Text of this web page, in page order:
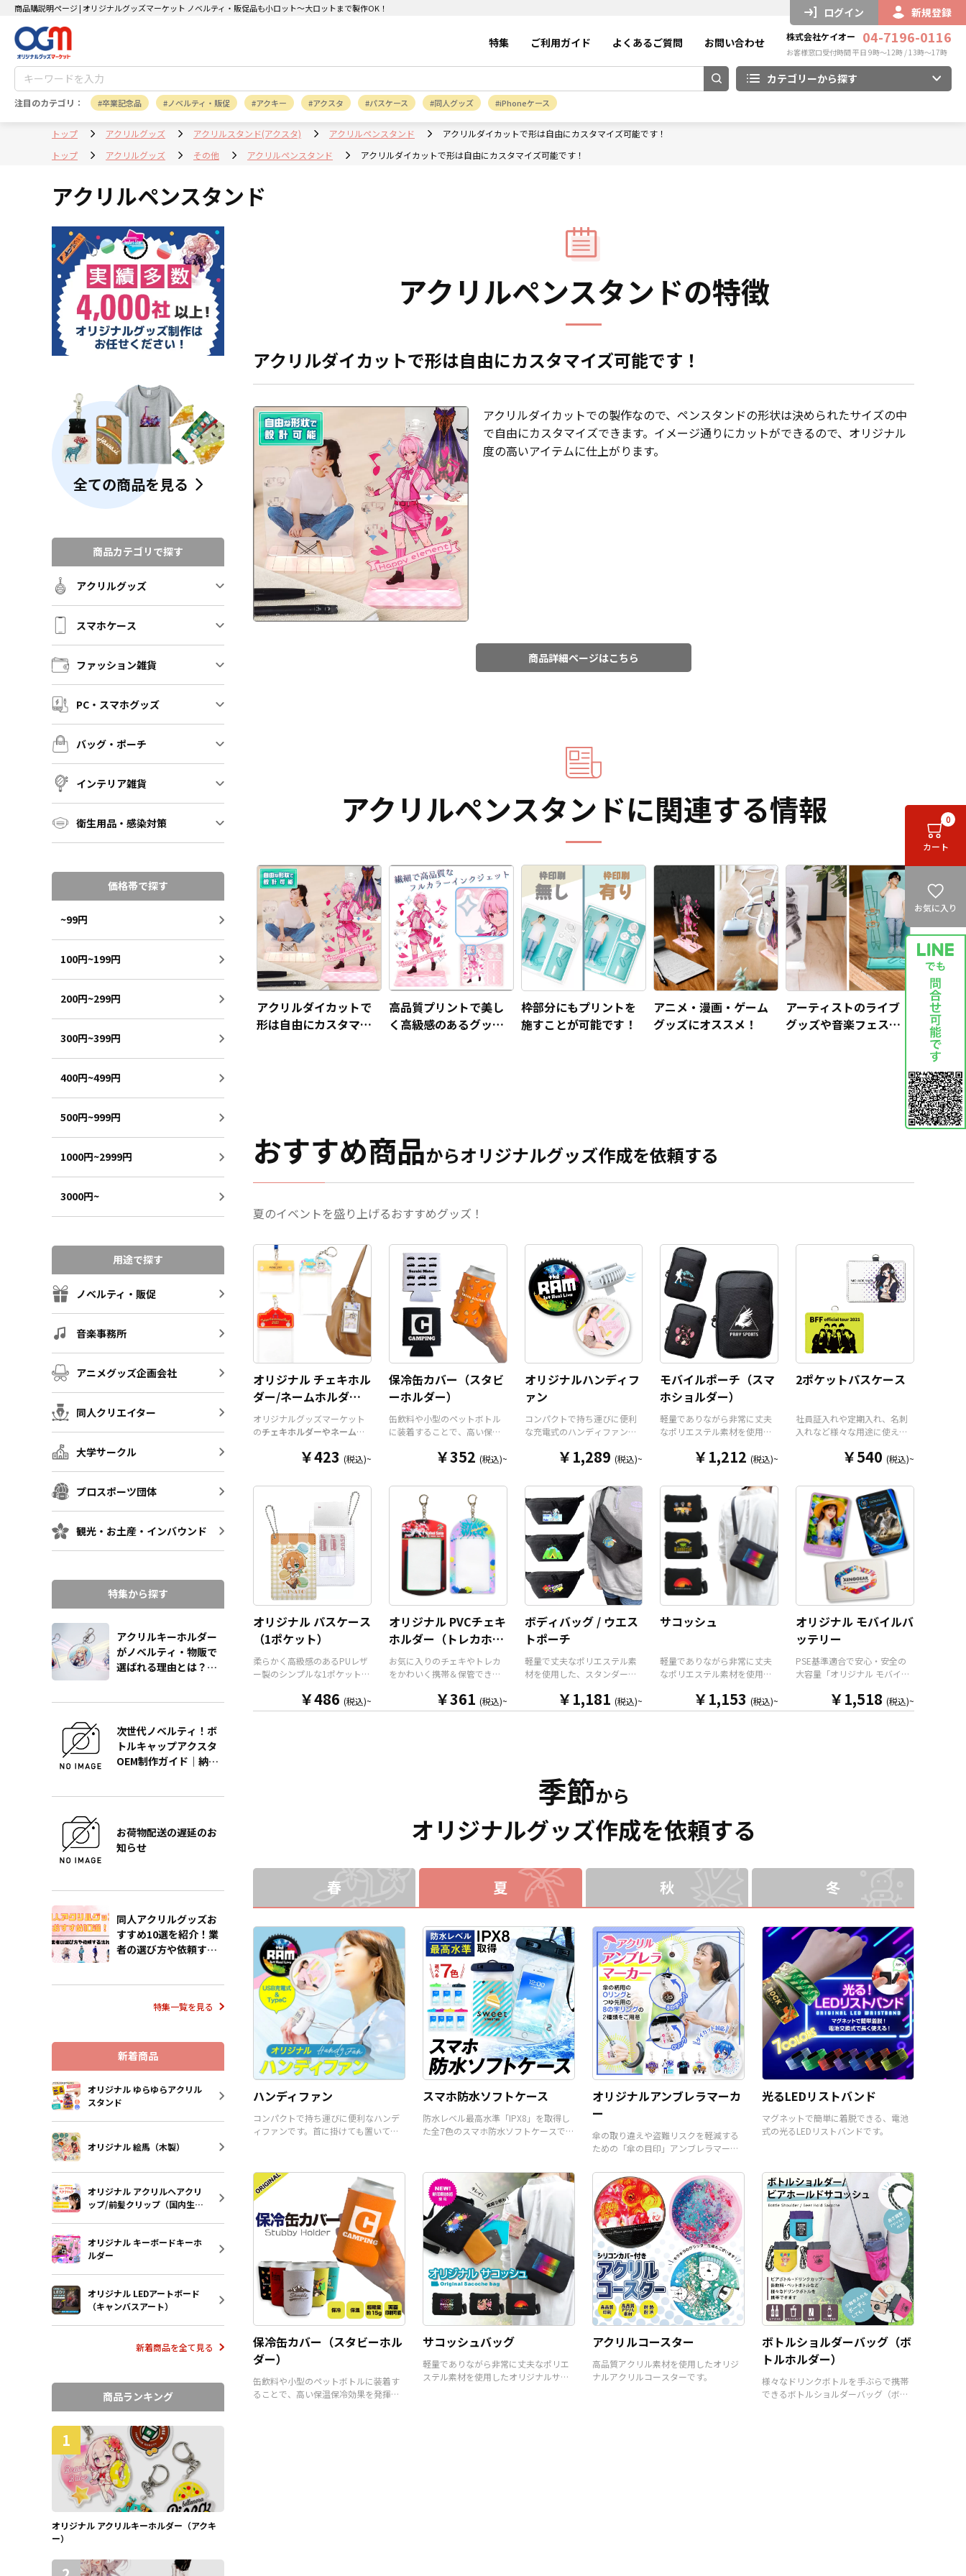
商品購説明ページ | オリジナルグッズマーケット ノベルティ・販促品も小ロット～大ロットまで製作OK！ ログイン 新規登録
特集 ご利用ガイド よくあるご質問 お問い合わせ 株式会社ケイオー 04-7196-0116
お客様窓口受付時間 平日 9時～12時 / 13時～17時
カテゴリーから探す
注目のカテゴリ： 卒業記念品 ノベルティ・販促 アクキー アクスタ パスケース 同人グッズ iPhoneケース
トップ アクリルグッズ アクリルスタンド(アクスタ) アクリルペンスタンド
アクリルダイカットで形は自由にカスタマイズ可能です！
トップ
アクリルグッズ その他 アクリルペンスタンド アクリルダイカットで形は自由にカスタマイズ可能です！
アクリルペンスタンド
全ての商品を見る
商品カテゴリで探す
アクリルグッズ
スマホケース
ファッション雑貨
PC・スマホグッズ
バッグ・ポーチ
インテリア雑貨
衛生用品・感染対策
価格帯で探す
~99円
100円~199円
200円~299円
300円~399円
400円~499円
500円~999円
1000円~2999円
3000円~
用途で探す
ノベルティ・販促
音楽事務所
アニメグッズ企画会社
同人クリエイター
大学サークル
プロスポーツ団体
観光・お土産・インバウンド
特集から探す
アクリルキーホルダー
がノベルティ・物販で
選ばれる理由とは？販
次世代ノベルティ！ボ
トルキャップアクスタ
OEM制作ガイド｜納
お荷物配送の遅延のお
知らせ
同人アクリルグッズお
すすめ10選を紹介！業
者の選び方や依頼する
特集一覧を見る
新着商品
オリジナル ゆらゆらアクリル
スタンド
オリジナル 絵馬（木製）
オリジナル アクリルヘアクリ
ップ/前髪クリップ（国内生
オリジナル キーボードキーホ
ルダー
オリジナル LEDアートボード
（キャンバスアート）
新着商品を全て見る
商品ランキング
1
オリジナル アクリルキーホルダー（アクキ
ー）
アクリルペンスタンドの特徴
アクリルダイカットで形は自由にカスタマイズ可能です！
アクリルダイカットでの製作なので、ペンスタンドの形状は決められたサイズの中
で自由にカスタマイズできます。イメージ通りにカットができるので、オリジナル
度の高いアイテムに仕上がります。
商品詳細ページはこちら
アクリルペンスタンドに関連する情報
アクリルダイカットで
形は自由にカスタマイ
高品質プリントで美し
く高級感のあるグッズ
枠部分にもプリントを
施すことが可能です！
アニメ・漫画・ゲーム
グッズにオススメ！
アーティストのライブ
グッズや音楽フェス・
おすすめ商品からオリジナルグッズ作成を依頼する
夏のイベントを盛り上げるおすすめグッズ！
オリジナル チェキホル
ダー/ネームホルダー/
チケットホルダー
オリジナルグッズマーケット
のチェキホルダーやネームホ
アクリル部分とホルダーパー
そうでなかったオリジナルグ
です。透明度が高く美し
いアクリルのヘッダーパーツ
と、オリジナル
のチケットホ
ルダーやチェキホルダー、ネ
ームホルダーでオリジナルの
ホルダーはデザイン次第でど
んなシーンでもマッチしま
す。ヘッダー部分はダイカッ
トでデザインにあわせた自由
ます。また長さ調整と安全機
能が付いたネックストラップ
ョンでチャームを追加した
り、ストラップをキーホルダ
す。 アニメ、エンタメ、スポ
￥423 (税込)~
保冷缶カバー（スタビ
ーホルダー）
缶飲料や小型のペットボトル
に装着することで、高い保温
バー（スタビーホルダー）を
時は折り畳んで持ち運べるの
で、携帯性に優れています。
オールシーズンはもちろん、
さまざまなシーンで活躍する
アイテムです。本体のカラー
は全9色ご用意しておりますの
で、お客様のイメージやデザ
インに合わせてお選びいただ
けます。 国内の自社工場にて
印刷いたしますので、短納
です。グッズ制作の専門スタ
ッフがしっかりサポートいた
ましたらお気軽にご相談くだ
さい。
￥352 (税込)~
オリジナルハンディフ
ァン
コンパクトで持ち運びに便利
な充電式のハンディファン
ンにて製作いたします。携帯
に便利なコンパクトサイズの
扇風機で、重さは約110gと軽
量。風量は3段階に切り替えが
可能です。ネックストラップ
が付属しますので、「首掛け
扇風機」「卓上扇風機」「手
持ち扇風機」の3WAYで使用す
ることができます。 販売に必
要な資材も取り揃えておりま
すので、お客様にはデザイン
をご入稿いただくだけで商品
ができます。国内生産で小ロ
ットからの制作も承っており
わせください！
￥1,289(税込)~
モバイルポーチ（スマ
ホショルダー）
軽量でありながら非常に丈夫
なポリエステル素材を使用し
チ（スマホショルダー）で
す。オープンポケット1つにフ
ァスナーポケット2つのトリプ
ルポケットですので整理整頓
もしやすく、使いたいアイテ
ムをさっと取り出すことがで
きます。ショルダーポーチと
してだけでなく、カラビナ用
のループ（※カラビナ本体は
オプションとなります）とベ
ルトループを装備しています
ので、様々な用途に活躍いた
も使えるバランスの良いサイ
野外フェスやスポーツイベン
トなどの販促品はもちろん、
サートやライブイベントの物
承っておりますので、ご不明
点がありましたらお気軽にご
相談ください。
￥1,212(税込)~
2ポケットパスケース
社員証入れや定期入れ、名刺
入れなど様々な用途に使え
ケースをお客様がお持ちのオ
いたします。クリアポケット
と通常ポケットで2枚のカード
を収納することができ、ネッ
クストラップも標準装備。ア
ニメグッズやアーティストグ
ッズとしてはもちろん、企業
ロゴを入れたオリジナル社員
証ケースや、コンサート等の
スタッフパスケースとしても
最適です。販売に必要な資材
お客様にはデザインをご入稿
いただくだけでオリジナル商
とができます。 短納期・小ロ
ットでの対応も可能ですので
軽にご相談ください。
￥540 (税込)~
オリジナル パスケース
（1ポケット）
柔らかく高級感のあるPUレザ
ー製のシンプルな1ポケット仕
す。ケイオーが誇る高品質な
フルカラー印刷で、表面全面
スケースはプレゼントやギフ
トとしても人気が高く、老若
男女多くのエンドユーザー様
がターゲットになるアイテム
り揃えておりますので、お客
様にはデザインをご入稿いた
だくだけで、オリジナル商品
として販売することができま
す。国内生産で小ロットから
の制作も承っておりますの
で、お気軽にご相談くださ
￥486 (税込)~
オリジナル PVCチェキ
ホルダー（トレカホル
ダー）
お気に入りのチェキやトレカ
をかわいく携帯＆保管できる
ダー（トレカホルダー）」を
お客様のオリジナルデザイン
す。 キーホルダー付きなの
で、バッグやポーチに取り付
け、推しへの愛をさりげなく
す。 販売に必要な資材も取り
揃えておりますので、お客様
くだけでオリジナル商品とし
て販売していただくことがで
きます。国内生産で短納期、
小ロットからの制作も承って
おりますので、お気軽にご相
談ください。
￥361 (税込)~
ボディバッグ / ウエス
トポーチ
軽量で丈夫なポリエステル素
材を使用した、スタンダード
ッグ（ウエストポーチ）で
す。メインポケットはダブル
整できるので、男性・女性問
わずお使いいただけるユニセ
ックス商品となっておりま
ボディバッグ（ウエストポー
チ）はオリジナルデザインの
アーティストグッズなどのイ
ベントグッズとしても喜ばれ
ます。シンプルなロゴなどを
いれて販促品はもちろん記念
品としてもオススメです。販
売に必要な資材も取り揃えて
おりますので、お客様にはデ
ザインをご入稿いただくだけ
でオリジナル商品として販売
していただくことができま
す。 短納期・小ロットでの対
応も可能ですのでご不明点が
ありましたらお気軽にご相談
ください。
￥1,181(税込)~
サコッシュ
軽量でありながら非常に丈夫
なポリエステル素材を使用し
す。メンズもレディースも使
えるバランスの良いサイズ感
はもちろん、同人イベントで
の販売やコンサートやライブ
適です。販売に必要な資材も
取り揃えておりますので、お
客様にはデザインをご入稿い
ただくだけでオリジナル商品
ができます。 短納期・小ロッ
トでの対応も可能ですのでご
不明点がありましたらお気軽
にご相談ください。
￥1,153(税込)~
オリジナル モバイルバ
ッテリー
PSE基準適合で安心・安全の
大容量「オリジナル モバイル
ジナルデザインで制作いたし
ます。 モバイルバッテリー本
PSE（電気用品安全法）基準
適合製品で、加えて各種「安
全機能」搭載＆耐衝撃設計。
モバイルバイルバッテリーは
なった定番デジタルガジェッ
トですので、老若男女多くの
お客様をターゲットにできる
汎用性の高いオリジナルグッ
ズが制作できます。 専用のブ
リスターパッケージなど、販
売に必要な資材も取り揃えて
おりますので、お客様にはデ
ザインをご入稿いただくだけ
で、オリジナル商品として販
売することができます。お気
軽にご相談ください。
￥1,518 (税込)~
季節から
オリジナルグッズ作成を依頼する
春 夏 秋 冬
ハンディファン
コンパクトで持ち運びに便利なハンデ
ィファンです。首に掛けても置いて使
スマホ防水ソフトケース
防水レベル最高水準「IPX8」を取得し
た全7色のスマホ防水ソフトケースで
オリジナルアンブレラマーカ
ー
傘の取り違えや盗難リスクを軽減する
ための「傘の目印」アンブレラマーカ
光るLEDリストバンド
マグネットで簡単に着脱できる、電池
式の光るLEDリストバンドです。
保冷缶カバー（スタビーホル
ダー）
缶飲料や小型のペットボトルに装着す
ることで、高い保温保冷効果を発揮す
サコッシュバッグ
軽量でありながら非常に丈夫なポリエ
ステル素材を使用したオリジナルサコ
アクリルコースター
高品質アクリル素材を使用したオリジ
ナルアクリルコースターです。
ボトルショルダーバッグ（ボ
トルホルダー）
様々なドリンクボトルを手ぶらで携帯
できるボトルショルダーバッグ（ボト
カート
0
お気に入り